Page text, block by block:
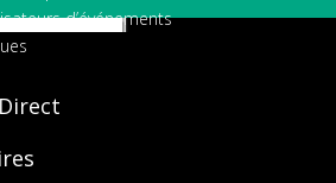
d’événements